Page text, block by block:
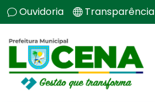
Ouvidoria Transparência